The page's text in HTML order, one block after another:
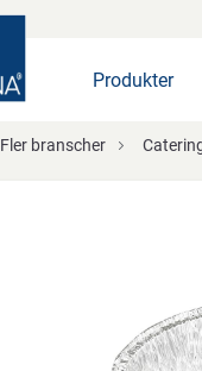
Produkter
Fler branscher